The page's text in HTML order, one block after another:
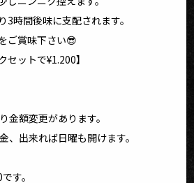
3時間後味に支配されます。
ご賞味下さい😎
セットで¥1.200】
金額変更があります。
、出来れば日曜も開けます。
す。